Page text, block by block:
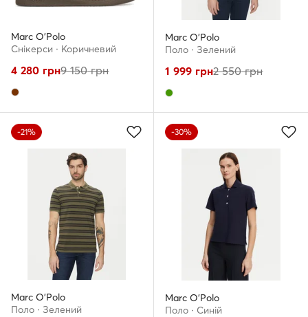
Marc O'Polo
Снікерcи · Коричневий
4 280 грн9 150грн
Marc O'Polo
Поло · Зелений
1 999 грн2 550грн
-21%
Marc O'Polo
Поло · Зелений
-30%
Marc O'Polo
Поло · Cиній